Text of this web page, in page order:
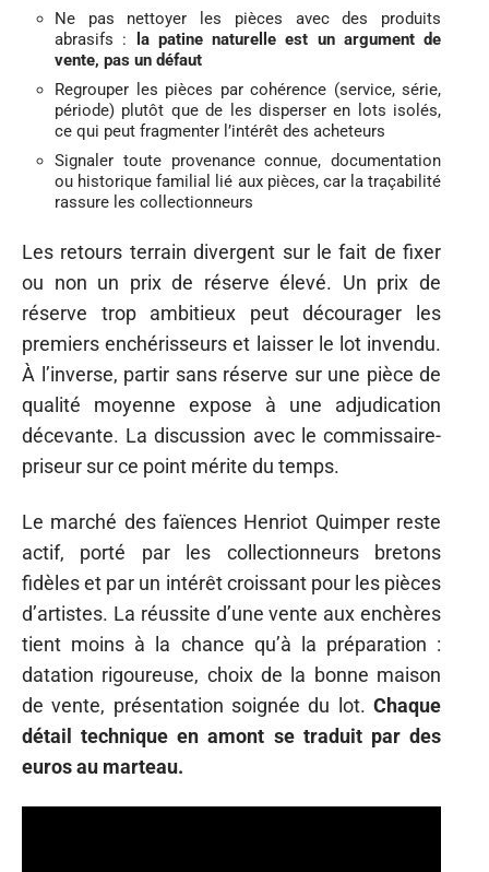
Ne pas nettoyer les pièces avec des produits
abrasifs :
la patine naturelle est un argument de
vente, pas un défaut
Regrouper les pièces par cohérence (service, série,
période) plutôt que de les disperser en lots isolés,
ce qui peut fragmenter l’intérêt des acheteurs
Signaler toute provenance connue, documentation
ou historique familial lié aux pièces, car la traçabilité
rassure les collectionneurs
Les retours terrain divergent sur le fait de fixer
ou non un prix de réserve élevé. Un prix de
réserve trop ambitieux peut décourager les
premiers enchérisseurs et laisser le lot invendu.
À l’inverse, partir sans réserve sur une pièce de
qualité moyenne expose à une adjudication
décevante. La discussion avec le commissaire-
priseur sur ce point mérite du temps.
Le marché des faïences Henriot Quimper reste
actif, porté par les collectionneurs bretons
fidèles et par un intérêt croissant pour les pièces
d’artistes. La réussite d’une vente aux enchères
tient moins à la chance qu’à la préparation :
datation rigoureuse, choix de la bonne maison
de vente, présentation soignée du lot. Chaque
détail technique en amont se traduit par des
euros au marteau.